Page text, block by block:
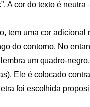
A cor do texto é
tem uma cor
do contorno. No
um quadro-
Ele é colocado
foi escolhida